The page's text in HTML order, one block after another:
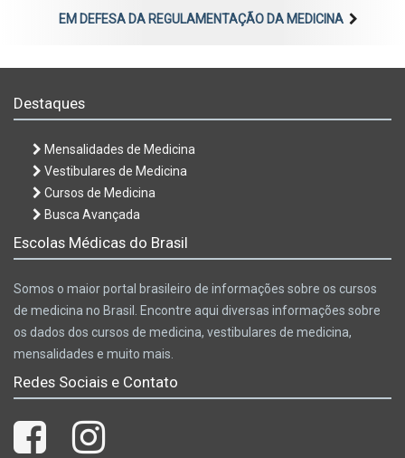
EM DEFESA DA REGULAMENTAÇÃO DA MEDICINA
Destaques
Mensalidades de Medicina
Vestibulares de Medicina
Cursos de Medicina
Busca Avançada
Escolas Médicas do Brasil
Somos o maior portal brasileiro de informações sobre os cursos
de medicina no Brasil. Encontre aqui diversas informações sobre
os dados dos cursos de medicina, vestibulares de medicina,
mensalidades e muito mais.
Redes Sociais e Contato